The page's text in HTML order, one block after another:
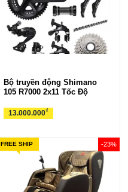
Bộ truyền động Shimano
105 R7000 2x11 Tốc Độ
13.000.000₫
FREE SHIP -23%